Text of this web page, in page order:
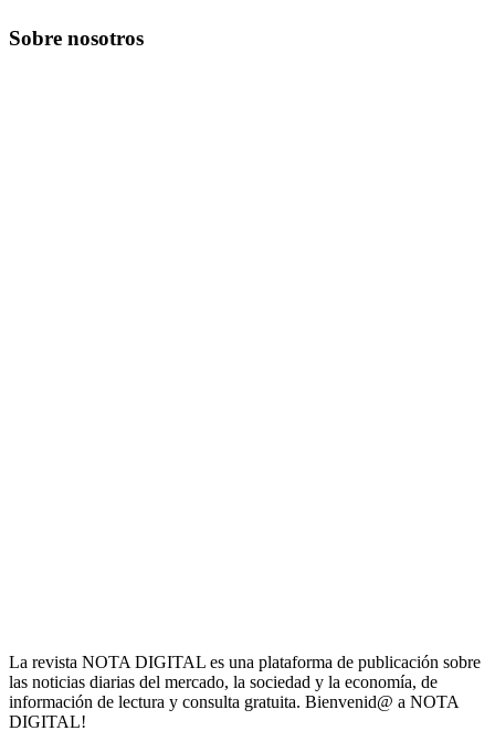
Sobre nosotros
La revista NOTA DIGITAL es una plataforma de publicación sobre
las noticias diarias del mercado, la sociedad y la economía, de
información de lectura y consulta gratuita. Bienvenid@ a NOTA
DIGITAL!